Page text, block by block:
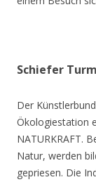
Schiefer
Der
Ökologiestation
NATURKRAFT.
Natur, werden
gepriesen. Die